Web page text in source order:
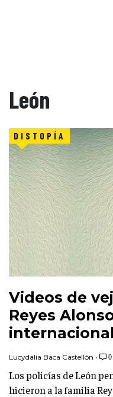
León
DISTOPÍA
Videos de
Reyes
internacional
Lucydalia Baca Castellón • 0
Los policías de León
hicieron a la familia